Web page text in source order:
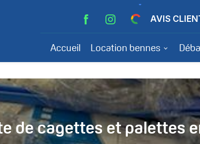
AVIS
Accueil Location bennes
de cagettes et palettes